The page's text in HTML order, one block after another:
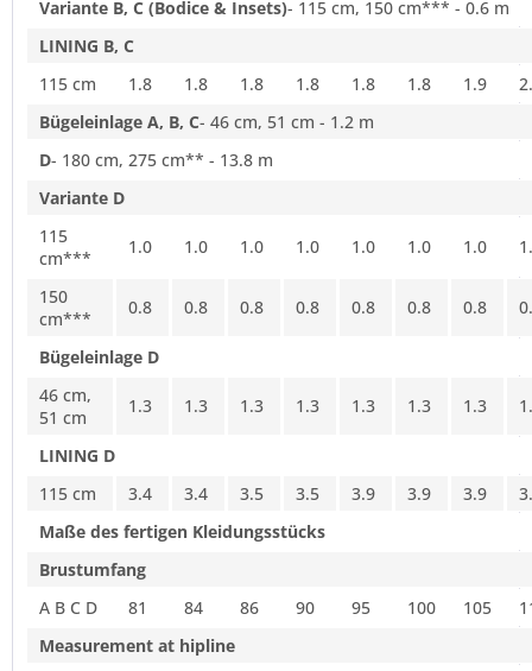
Variante B, C (Bodice & Insets)- 115 cm, 150 cm*** - 0.6 m
LINING B, C
115 cm
1.8 1.8 1.8 1.8 1.8 1.8 1.9
Bügeleinlage A, B, C- 46 cm, 51 cm - 1.2 m
D- 180 cm, 275 cm** - 13.8 m
Variante D
115
cm***
1.0 1.0 1.0 1.0 1.0 1.0 1.0
150
cm***
0.8 0.8 0.8 0.8 0.8 0.8 0.8
Bügeleinlage D
46 cm,
51 cm
1.3 1.3 1.3 1.3 1.3 1.3 1.3
LINING D
115 cm
3.4 3.4 3.5 3.5 3.9 3.9 3.9
Maße des fertigen Kleidungsstücks
Brustumfang
A B C D
81 84 86 90 95 100 105
Measurement at hipline